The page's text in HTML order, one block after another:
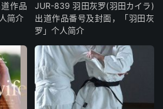
作品
简介
JUR-839 羽田灰罗(羽田カイラ)
出道作品番号及封面，「羽田灰
罗」个人简介